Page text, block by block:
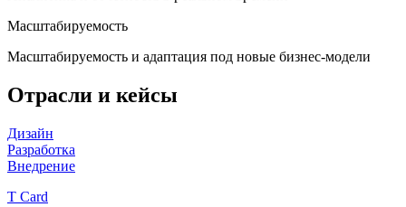
Масштабируемость
Масштабируемость и адаптация под новые бизнес-модели
Отрасли и кейсы
Дизайн
Разработка
Внедрение
T Card